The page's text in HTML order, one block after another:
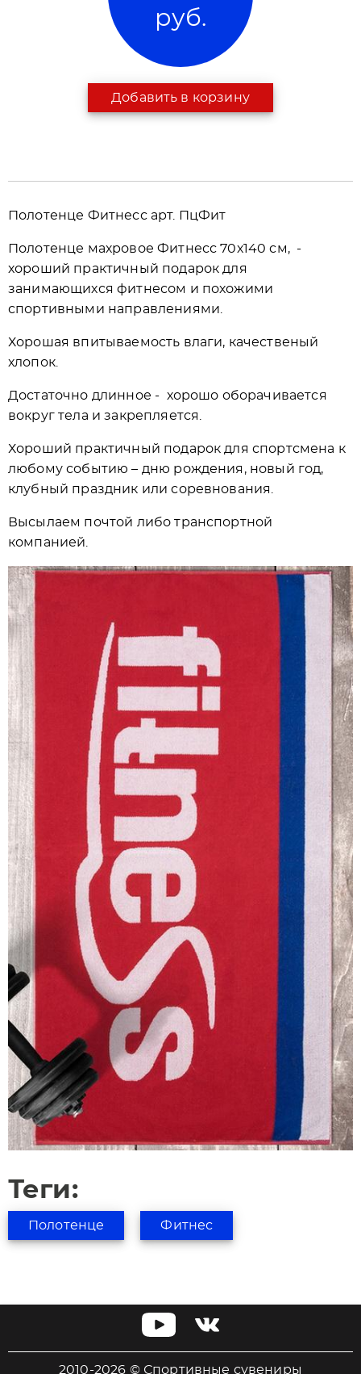
руб.
Добавить в корзину
Полотенце Фитнесс арт. ПцФит
Полотенце махровое Фитнесс 70х140 см, -
хороший практичный подарок для
занимающихся фитнесом и похожими
спортивными направлениями.
Хорошая впитываемость влаги, качественый
хлопок.
Достаточно длинное - хорошо оборачивается
вокруг тела и закрепляется.
Хороший практичный подарок для спортсмена к
любому событию – дню рождения, новый год,
клубный праздник или соревнования.
Высылаем почтой либо транспортной
компанией.
Теги:
Полотенце Фитнес
2010-2026 © Спортивные сувениры